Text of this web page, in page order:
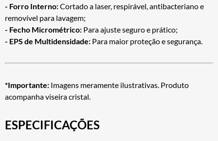
- Forro Interno:Cortado a laser, respirável, antibacteriano e
removível para lavagem;
- Fecho Micrométrico: Para ajuste seguro e prático;
- EPS de Multidensidade: Para maior proteção e segurança.
*Importante: Imagens meramente ilustrativas. Produto
acompanha viseira cristal.
ESPECIFICAÇÕES